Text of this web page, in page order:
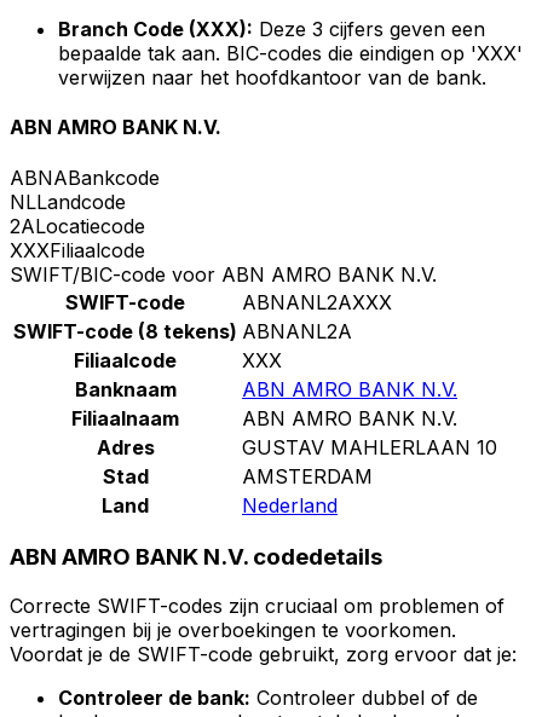
Branch Code (XXX): Deze 3 cijfers geven een
bepaalde tak aan. BIC-codes die eindigen op 'XXX'
verwijzen naar het hoofdkantoor van de bank.
ABN AMRO BANK N.V.
ABNABankcode
NLLandcode
2ALocatiecode
XXXFiliaalcode
SWIFT/BIC-code voor ABN AMRO BANK N.V.
SWIFT-code
ABNANL2AXXX
SWIFT-code (8 tekens) ABNANL2A
Filiaalcode
XXX
Banknaam
ABN AMRO BANK N.V.
Filiaalnaam
ABN AMRO BANK N.V.
Adres
GUSTAV MAHLERLAAN 10
Stad
AMSTERDAM
Land
Nederland
ABN AMRO BANK N.V. codedetails
Correcte SWIFT-codes zijn cruciaal om problemen of
vertragingen bij je overboekingen te voorkomen.
Voordat je de SWIFT-code gebruikt, zorg ervoor dat je:
Controleer de bank: Controleer dubbel of de